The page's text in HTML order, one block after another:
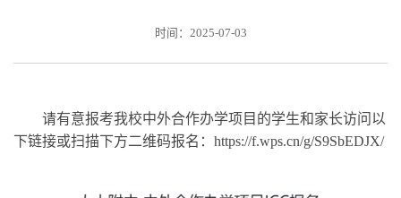
时间：2025-07-03
请有意报考我校中外合作办学项目的学生和家长访问以
下链接或扫描下方二维码报名： https://f.wps.cn/g/S9SbEDJX/